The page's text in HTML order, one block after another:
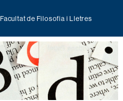
Facultat de Filosofia i Lletres